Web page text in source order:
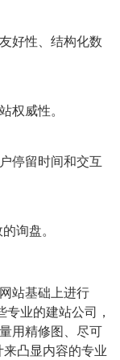
好性、结构化数
权威性。
停留时间和交互
询盘。
站基础上进行
业的建站公司，
用精修图、尽可
凸显内容的专业